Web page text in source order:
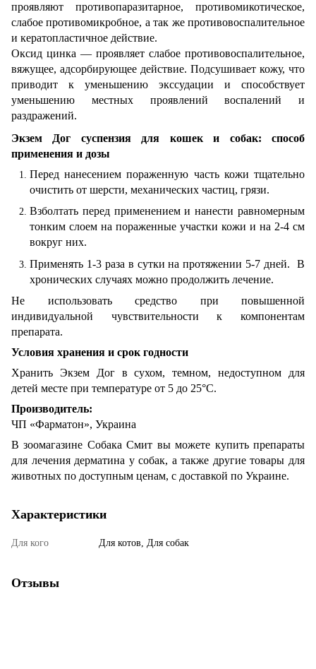
проявляют противопаразитарное, противомикотическое,
слабое противомикробное, а так же противовоспалительное
и кератопластичное действие.
Оксид цинка — проявляет слабое противовоспалительное,
вяжущее, адсорбирующее действие. Подсушивает кожу, что
приводит к уменьшению экссудации и способствует
уменьшению местных проявлений воспалений и
раздражений.
Экзем Дог суспензия для кошек и собак: способ
применения и дозы
Перед нанесением пораженную часть кожи тщательно
очистить от шерсти, механических частиц, грязи.
Взболтать перед применением и нанести равномерным
тонким слоем на пораженные участки кожи и на 2-4 см
вокруг них.
Применять 1-3 раза в сутки на протяжении 5-7 дней. В
хронических случаях можно продолжить лечение.
Не использовать средство при повышенной
индивидуальной чувствительности к компонентам
препарата.
Условия хранения и срок годности
Хранить Экзем Дог в сухом, темном, недоступном для
детей месте при температуре от 5 до 25°С.
Производитель:
ЧП «Фарматон», Украина
В зоомагазине Собака Смит вы можете купить препараты
для лечения дерматина у собак, а также другие товары для
животных по доступным ценам, с доставкой по Украине.
Характеристики
Для кого Для котов, Для собак
Отзывы